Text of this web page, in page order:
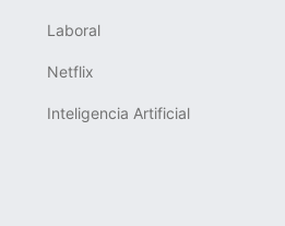
Laboral
Netflix
Inteligencia Artificial